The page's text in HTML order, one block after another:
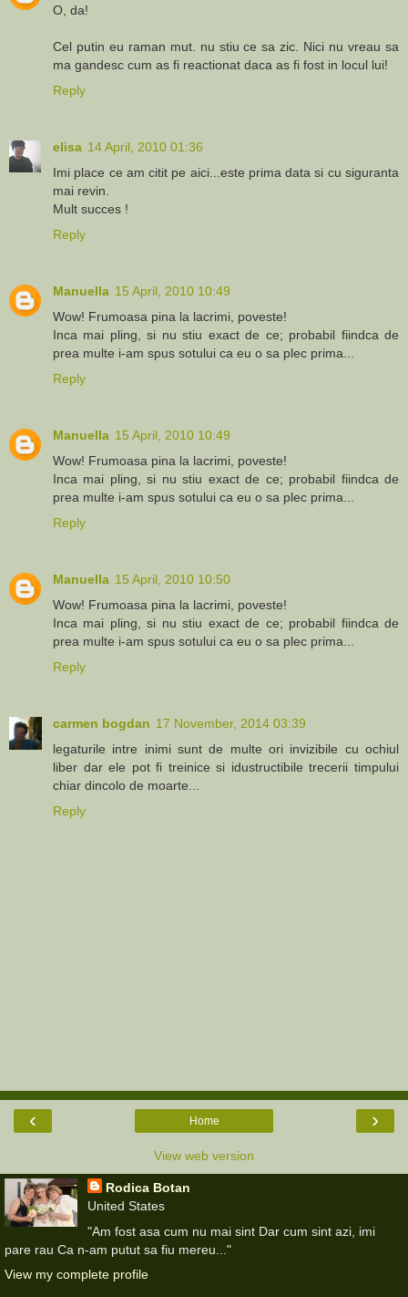
O, da!
Cel putin eu raman mut. nu stiu ce sa zic. Nici nu vreau sa
ma gandesc cum as fi reactionat daca as fi fost in locul lui!
Reply
elisa 14 April, 2010 01:36
Imi place ce am citit pe aici...este prima data si cu siguranta
mai revin.
Mult succes !
Reply
Manuella 15 April, 2010 10:49
Wow! Frumoasa pina la lacrimi, poveste!
Inca mai pling, si nu stiu exact de ce; probabil fiindca de
prea multe i-am spus sotului ca eu o sa plec prima...
Reply
Manuella 15 April, 2010 10:49
Wow! Frumoasa pina la lacrimi, poveste!
Inca mai pling, si nu stiu exact de ce; probabil fiindca de
prea multe i-am spus sotului ca eu o sa plec prima...
Reply
Manuella 15 April, 2010 10:50
Wow! Frumoasa pina la lacrimi, poveste!
Inca mai pling, si nu stiu exact de ce; probabil fiindca de
prea multe i-am spus sotului ca eu o sa plec prima...
Reply
carmen bogdan 17 November, 2014 03:39
legaturile intre inimi sunt de multe ori invizibile cu ochiul
liber dar ele pot fi treinice si idustructibile trecerii timpului
chiar dincolo de moarte...
Reply
‹ ›
Home
View web version
Rodica Botan
United States
"Am fost asa cum nu mai sint Dar cum sint azi, imi
pare rau Ca n-am putut sa fiu mereu..."
View my complete profile